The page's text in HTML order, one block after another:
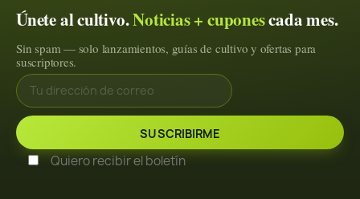
Únete al cultivo.Noticias + cuponescada mes.
Sin spam — solo lanzamientos, guías de cultivo y ofertas para
suscriptores.
Quiero recibir el boletín